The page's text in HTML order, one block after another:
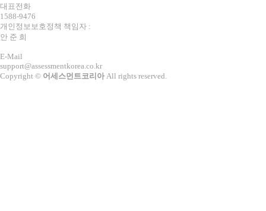
대표전화
1588-9476
개인정보보호정책 책임자 :
안 준 희
E-Mail
support@assessmentkorea.co.kr
Copyright © 어세스먼트코리아 All rights reserved.